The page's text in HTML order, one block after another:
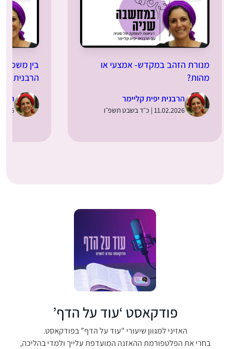
מנורת הזהב במקדש- אמצעי או
מהות?
הרבנית יפית קליימר
11.02.2026 | כ״ד בשבט תשפ״ו
בין משכן
הרבנית
11.01.2026
פודקאסט ‘עוד על הדף’
האזיני למגוון שיעורי "עוד על הדף” בפודקאסט.
בחרי את הפלטפורמת ההאזנה המועדפת עלייך ולמדי בהליכה,